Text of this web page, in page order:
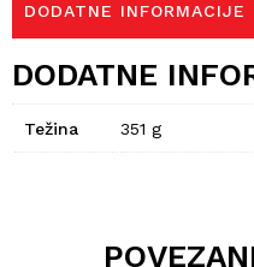
DODATNE INFORMACIJE
DODATNE
Težina 351 g